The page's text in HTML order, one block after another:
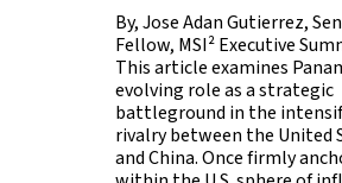
By, Jose Adan Gutierrez,
Fellow, MSI² Executive
This article examines
evolving role as a strategic
battleground in the
rivalry between the United
and China. Once firmly